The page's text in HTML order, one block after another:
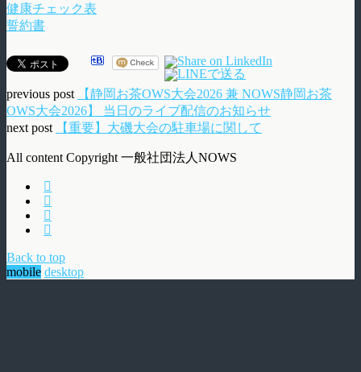
健康チェック表
誓約書
previous post
【静岡お茶OWS大会2026 兼 NOWS静岡お茶
OWS大会2026】 当日のライブ配信のお知らせ
next post
【重要】大磯大会の駐車場に関して
All content Copyright 一般社団法人NOWS
Back to top
mobile desktop